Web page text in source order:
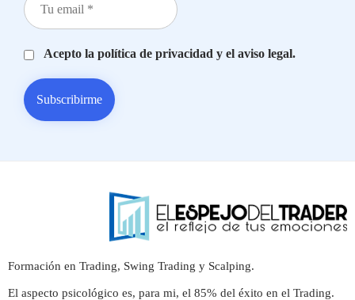
Acepto la política de privacidad y el aviso legal.
Formación en Trading, Swing Trading y Scalping.
El aspecto psicológico es, para mi, el 85% del éxito en el Trading.